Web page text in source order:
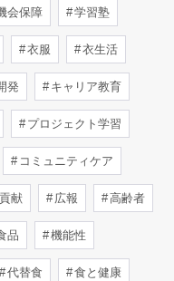
会保障 学習塾
衣服 衣生活
発 キャリア教育
プロジェクト学習
コミュニティケア
献 広報 高齢者
品 機能性
代替食 食と健康